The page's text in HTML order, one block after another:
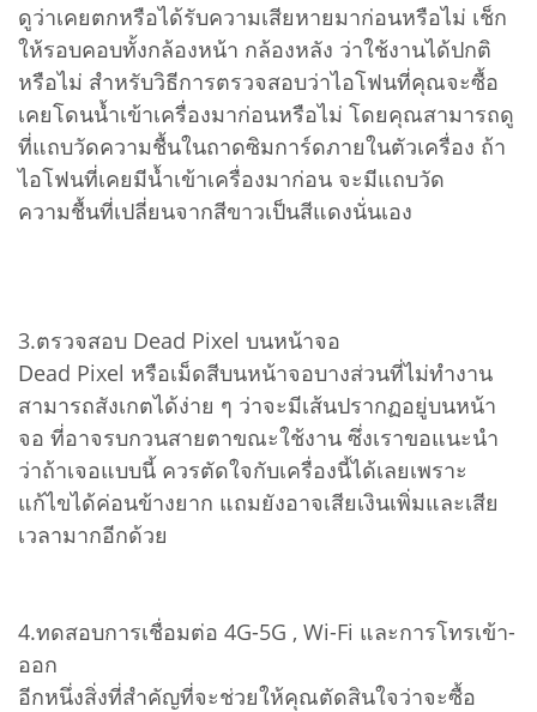
ดูว่าเคยตกหรือได้รับความเสียหายมาก่อนหรือไม่ เช็ก
ให้รอบคอบทั้งกล้องหน้า กล้องหลัง ว่าใช้งานได้ปกติ
หรือไม่ สำหรับวิธีการตรวจสอบว่าไอโฟนที่คุณจะซื้อ
เคยโดนน้ำเข้าเครื่องมาก่อนหรือไม่ โดยคุณสามารถดู
ที่แถบวัดความชื้นในถาดซิมการ์ดภายในตัวเครื่อง ถ้า
ไอโฟนที่เคยมีน้ำเข้าเครื่องมาก่อน จะมีแถบวัด
ความชื้นที่เปลี่ยนจากสีขาวเป็นสีแดงนั่นเอง
3.ตรวจสอบ Dead Pixel บนหน้าจอ
Dead Pixel หรือเม็ดสีบนหน้าจอบางส่วนที่ไม่ทำงาน
สามารถสังเกตได้ง่าย ๆ ว่าจะมีเส้นปรากฏอยู่บนหน้า
จอ ที่อาจรบกวนสายตาขณะใช้งาน ซึ่งเราขอแนะนำ
ว่าถ้าเจอแบบนี้ ควรตัดใจกับเครื่องนี้ได้เลยเพราะ
แก้ไขได้ค่อนข้างยาก แถมยังอาจเสียเงินเพิ่มและเสีย
เวลามากอีกด้วย
4.ทดสอบการเชื่อมต่อ 4G-5G , Wi-Fi และการโทรเข้า-
ออก
อีกหนึ่งสิ่งที่สำคัญที่จะช่วยให้คุณตัดสินใจว่าจะซื้อ